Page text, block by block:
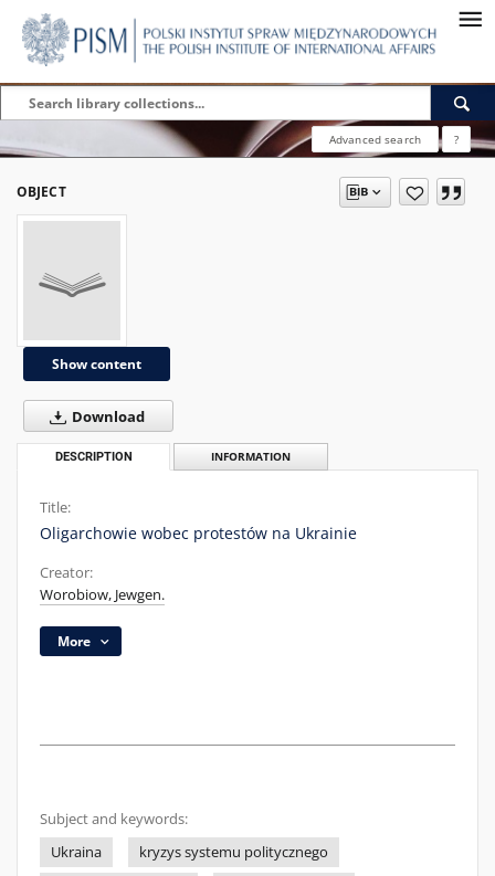
Advanced search ?
OBJECT
Show content
Download
DESCRIPTION INFORMATION
Title:
Oligarchowie wobec protestów na Ukrainie
Creator:
Worobiow, Jewgen.
More
Subject and keywords:
Ukraina
kryzys systemu politycznego